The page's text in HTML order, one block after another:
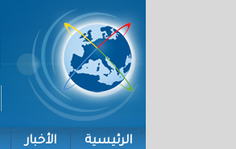
الرئيسية الأخبار